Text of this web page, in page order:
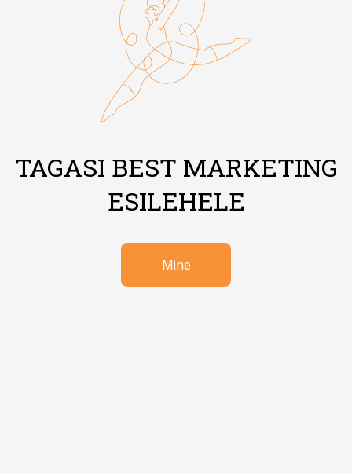
TAGASI BEST MARKETING
ESILEHELE
Mine